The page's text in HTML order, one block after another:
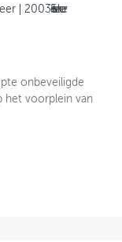
2003Fietsverkeer
onbeveiligde
het voorplein van